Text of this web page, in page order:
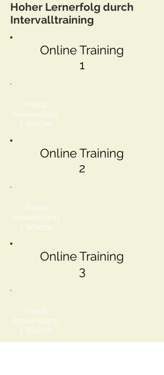
Hoher Lernerfolg durch
Intervalltraining
Online Training
1
Praxis
Anwendung
1 Woche
Online Training
2
Praxis
Anwendung
1 Woche
Online Training
3
Praxis
Anwendung
1 Woche